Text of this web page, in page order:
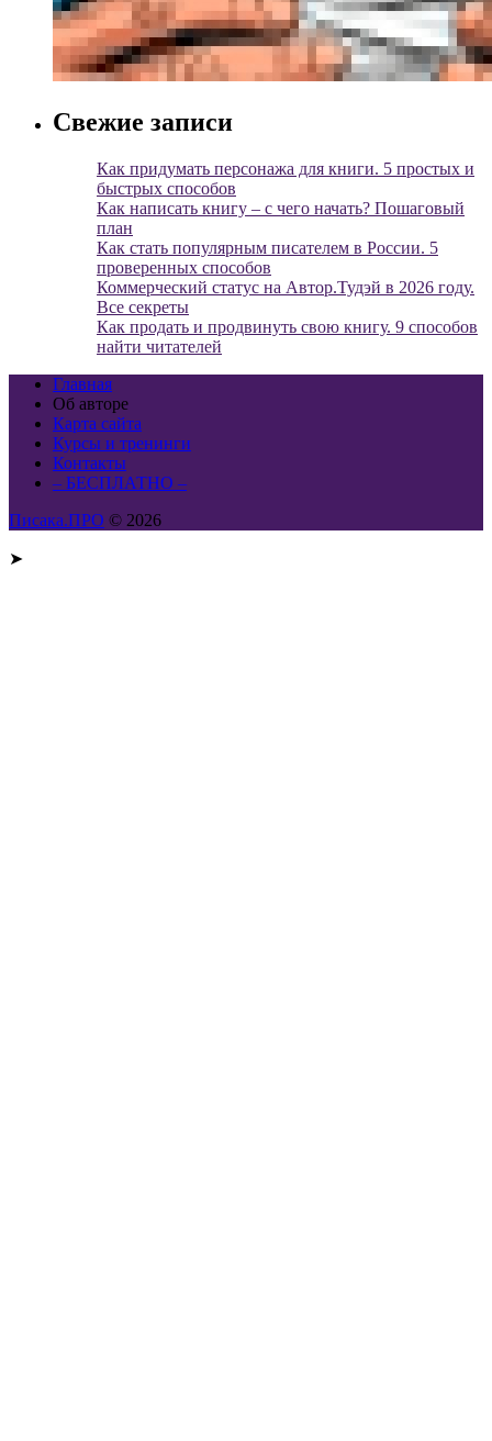
Свежие записи
Как придумать персонажа для книги. 5 простых и
быстрых способов
Как написать книгу – с чего начать? Пошаговый
план
Как стать популярным писателем в России. 5
проверенных способов
Коммерческий статус на Автор.Тудэй в 2026 году.
Все секреты
Как продать и продвинуть свою книгу. 9 способов
найти читателей
Главная
Об авторе
Карта сайта
Курсы и тренинги
Контакты
– БЕСПЛАТНО –
Писака.ПРО © 2026
➤